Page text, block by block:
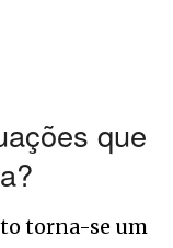
que
torna-se um